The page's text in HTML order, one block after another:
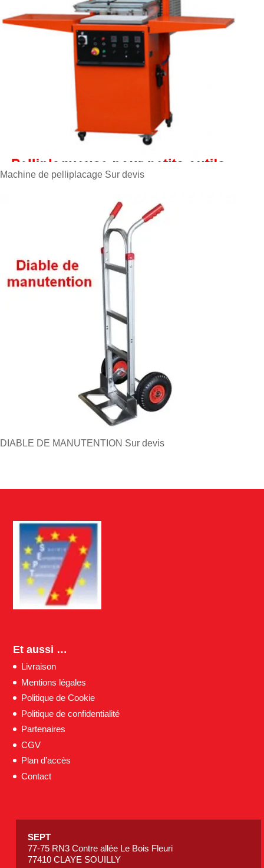
Machine de pelliplacage Sur devis
DIABLE DE MANUTENTION Sur devis
Et aussi …
Livraison
Mentions légales
Politique de Cookie
Politique de confidentialité
Partenaires
CGV
Plan d’accès
Contact
SEPT
77-75 RN3 Contre allée Le Bois Fleuri
77410 CLAYE SOUILLY